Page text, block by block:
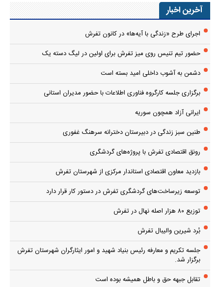
آخرین اخبار
اجرای طرح «زندگی با آیه‌ها» در کانون تفرش
حضور تیم تنیس روی میز تفرش برای اولین در لیگ دسته یک
دشمن به آشوب داخلی امید بسته است
برگزاری جلسه کارگروه فناوری اطلاعات با حضور مدیران استانی
ایرانی آزاد همچون سوریه
طنین سبز زندگی در دبیرستان دخترانه سرهنگ غفوری
رونق اقتصادی تفرش با پروژه‌های گردشگری
بازدید معاون اقتصادی استاندار مرکزی از شهرستان تفرش
توسعه زیرساخت‌های گردشگری تفرش در دستور کار قرار دارد
توزیع ۸۰ هزار اصله نهال در تفرش
بُرد شیرین والیبال تفرش
جلسه تکریم و معارفه رئیس بنیاد شهید و امور ایثارگران شهرستان تفرش
برگزار شد.
تقابل جبهه حق و باطل همیشه بوده است